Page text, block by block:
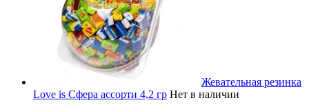
Жевательная резинка
Love is Сфера ассорти 4,2 гр Нет в наличии